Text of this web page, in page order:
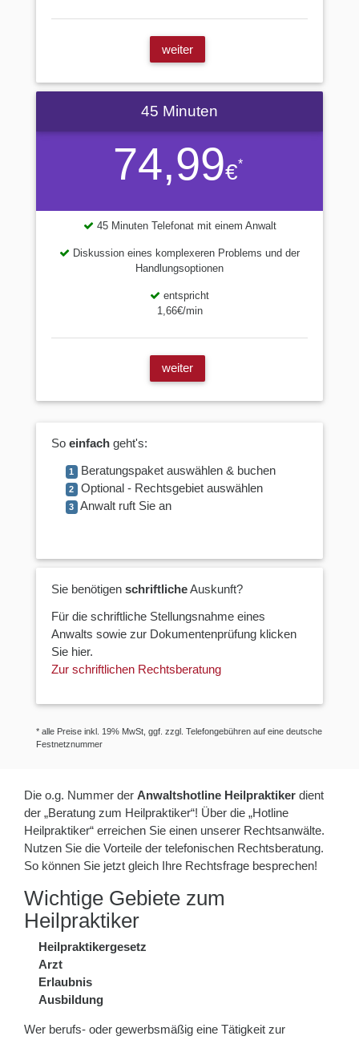
weiter
74,99€*
45 Minuten
45 Minuten Telefonat mit einem Anwalt
Diskussion eines komplexeren Problems und der
Handlungsoptionen
entspricht
1,66€/min
weiter
So einfachgeht's:
1 Beratungspaket auswählen & buchen
2 Optional - Rechtsgebiet auswählen
3 Anwalt ruft Sie an
Sie benötigen schriftlicheAuskunft?
Für die schriftliche Stellungsnahme eines
Anwalts sowie zur Dokumentenprüfung klicken
Sie hier.
Zur schriftlichen Rechtsberatung
* alle Preise inkl. 19% MwSt, ggf. zzgl. Telefongebühren auf eine deutsche
Festnetznummer
Die o.g. Nummer der Anwaltshotline Heilpraktiker dient
der „Beratung zum Heilpraktiker“! Über die „Hotline
Heilpraktiker“ erreichen Sie einen unserer Rechtsanwälte.
Nutzen Sie die Vorteile der telefonischen Rechtsberatung.
So können Sie jetzt gleich Ihre Rechtsfrage besprechen!
Wichtige Gebiete zum
Heilpraktiker
Heilpraktikergesetz
Arzt
Erlaubnis
Ausbildung
Wer berufs- oder gewerbsmäßig eine Tätigkeit zur